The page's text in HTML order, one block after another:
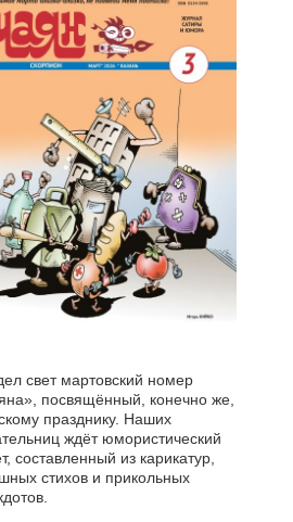
свет мартовский номер
посвящённый, конечно же,
празднику. Наших
ждёт юмористический
составленный из карикатур,
стихов и прикольных